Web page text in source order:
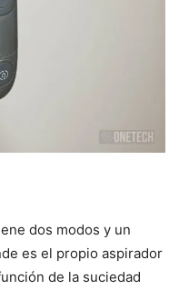
dos modos y un
es el propio aspirador
de la suciedad